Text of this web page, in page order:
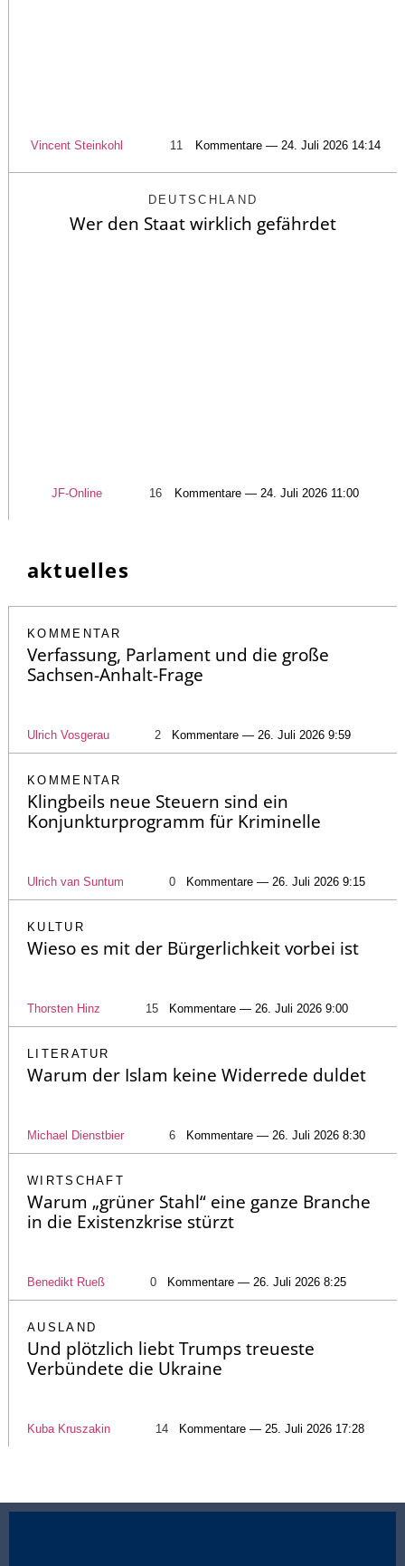
Vincent Steinkohl 11 Kommentare — 24. Juli 2026 14:14
DEUTSCHLAND
Wer den Staat wirklich gefährdet
JF-Online 16 Kommentare — 24. Juli 2026 11:00
aktuelles
KOMMENTAR
Verfassung, Parlament und die große
Sachsen-Anhalt-Frage
Ulrich Vosgerau 2 Kommentare — 26. Juli 2026 9:59
KOMMENTAR
Klingbeils neue Steuern sind ein
Konjunkturprogramm für Kriminelle
Ulrich van Suntum 0 Kommentare — 26. Juli 2026 9:15
KULTUR
Wieso es mit der Bürgerlichkeit vorbei ist
Thorsten Hinz 15 Kommentare — 26. Juli 2026 9:00
LITERATUR
Warum der Islam keine Widerrede duldet
Michael Dienstbier 6 Kommentare — 26. Juli 2026 8:30
WIRTSCHAFT
Warum „grüner Stahl“ eine ganze Branche
in die Existenzkrise stürzt
Benedikt Rueß 0 Kommentare — 26. Juli 2026 8:25
AUSLAND
Und plötzlich liebt Trumps treueste
Verbündete die Ukraine
Kuba Kruszakin 14 Kommentare — 25. Juli 2026 17:28